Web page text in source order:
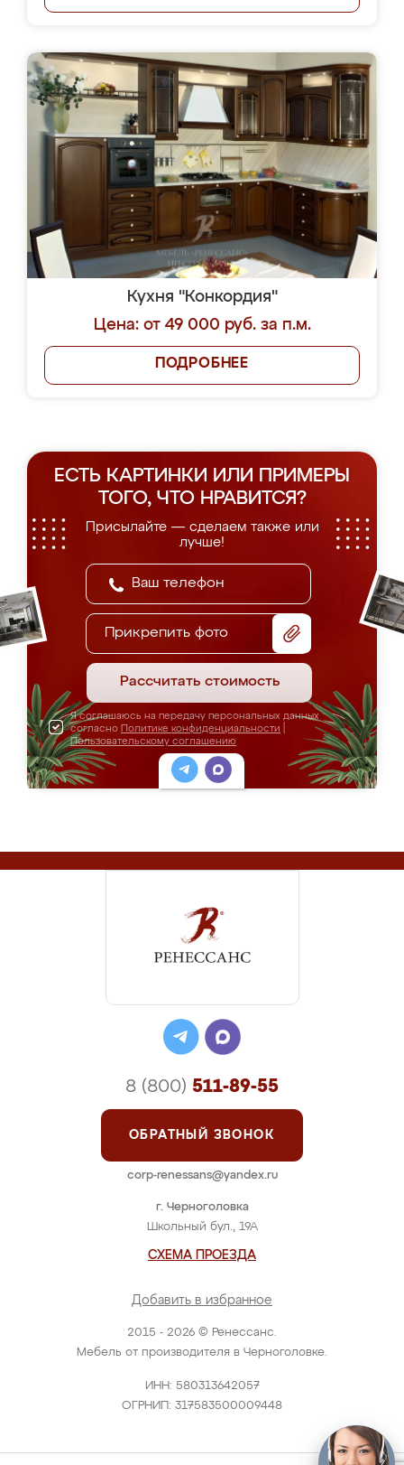
Кухня "Конкордия"
Цена: от 49 000 руб. за п.м.
ПОДРОБНЕЕ
ЕСТЬ КАРТИНКИ ИЛИ ПРИМЕРЫ
ТОГО, ЧТО НРАВИТСЯ?
Присылайте — сделаем также или
лучше!
Прикрепить фото
Рассчитать стоимость
Я соглашаюсь на передачу персональных данных
согласно Политике конфиденциальности
Пользовательскому соглашению
2015 - 2026 © Ренессанс.
Мебель от производителя в Черноголовке.
ИНН: 580313642057
ОГРНИП: 317583500009448
г. Черноголовка
Школьный бул., 19А
СХЕМА ПРОЕЗДА
Добавить в избранное
8 (800) 511-89-55
ОБРАТНЫЙ ЗВОНОК
corp-renessans@yandex.ru